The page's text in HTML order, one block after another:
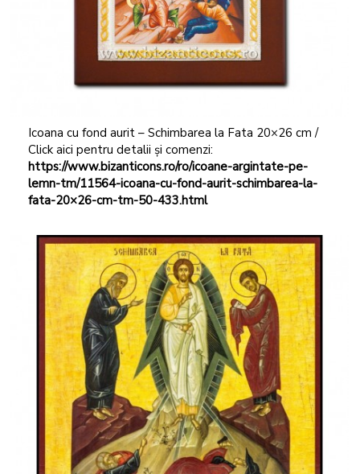
Icoana cu fond aurit – Schimbarea la Fata 20×26 cm /
Click aici pentru detalii și comenzi:
https://www.bizanticons.ro/ro/icoane-argintate-pe-
lemn-tm/11564-icoana-cu-fond-aurit-schimbarea-la-
fata-20×26-cm-tm-50-433.html